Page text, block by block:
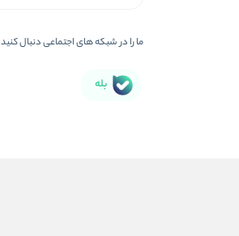
ما را در شبکه های اجتماعی دنبال کنید
بله